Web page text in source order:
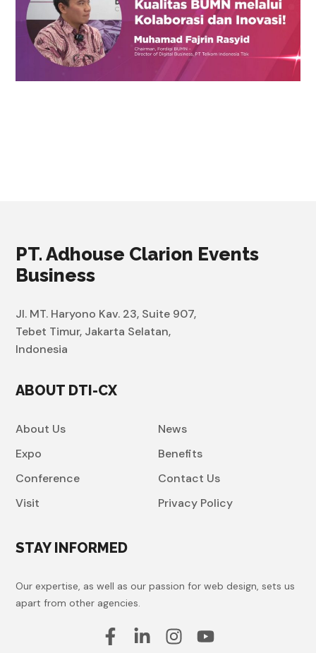
PT. Adhouse Clarion Events
Business
Jl. MT. Haryono Kav. 23, Suite 907,
Tebet Timur, Jakarta Selatan,
Indonesia
ABOUT DTI-CX
About Us
Expo
Conference
Visit
News
Benefits
Contact Us
Privacy Policy
STAY INFORMED
Our expertise, as well as our passion for web design, sets us
apart from other agencies.